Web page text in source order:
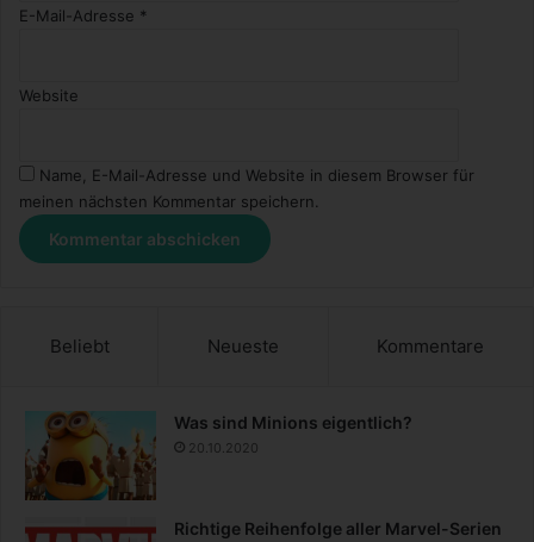
E-Mail-Adresse *
Website
Name, E-Mail-Adresse und Website in diesem Browser für
meinen nächsten Kommentar speichern.
Beliebt Neueste Kommentare
Was sind Minions eigentlich?
20.10.2020
Richtige Reihenfolge aller Marvel-Serien